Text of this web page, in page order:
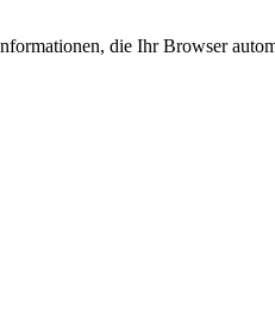
die Ihr Browser